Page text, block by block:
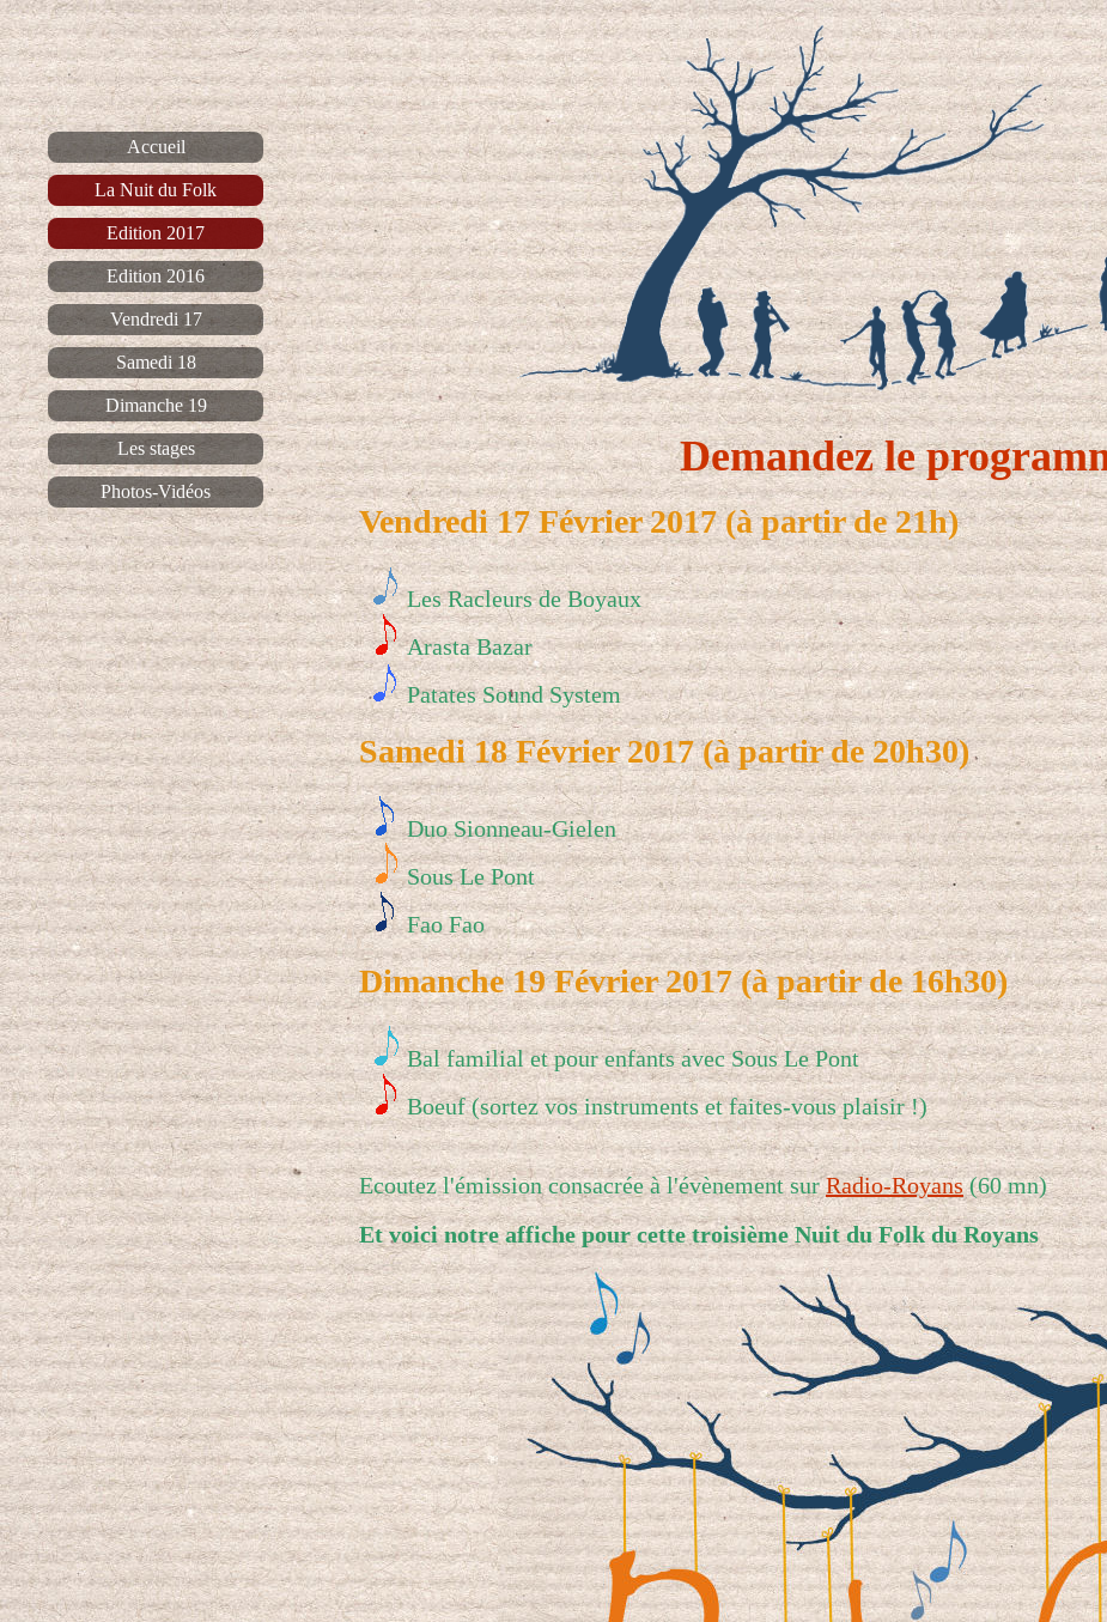
Demandez le
Vendredi 17 Février 2017 (à partir de 21h)
Les Racleurs de Boyaux
Arasta Bazar
Patates Sound System
Samedi 18 Février 2017 (à partir de 20h30)
Duo Sionneau-Gielen
Sous Le Pont
Fao Fao
Dimanche 19 Février 2017 (à partir de 16h30)
Bal familial et pour enfants avec Sous Le Pont
Boeuf (sortez vos instruments et faites-vous plaisir !)
Ecoutez l'émission consacrée à l'évènement surRadio-Royans(60 mn)
Et voici notre affiche pour cette troisième Nuit du Folk du Royans
Accueil
La Nuit du Folk
Edition 2017
Edition 2016
Vendredi 17
Samedi 18
Dimanche 19
Les stages
Photos-Vidéos